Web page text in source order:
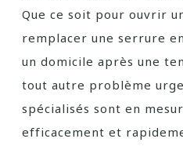
Que ce soit pour ouvrir
remplacer une serrure
un domicile après une
tout autre problème
spécialisés sont en
efficacement et